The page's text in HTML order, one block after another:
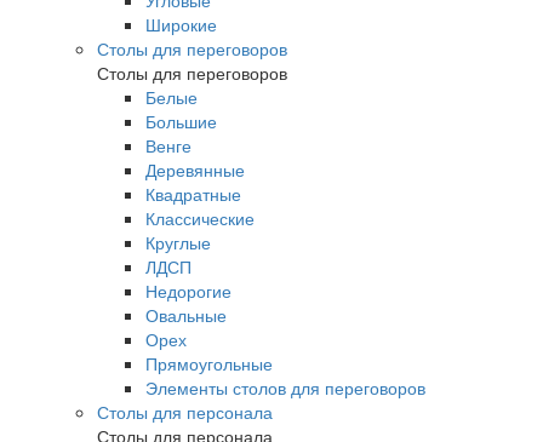
Широкие
Столы для переговоров
Столы для переговоров
Белые
Большие
Венге
Деревянные
Квадратные
Классические
Круглые
ЛДСП
Недорогие
Овальные
Орех
Прямоугольные
Элементы столов для переговоров
Столы для персонала
Столы для персонала